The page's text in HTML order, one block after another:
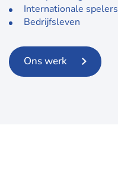
Internationale spelers
Bedrijfsleven
Ons werk